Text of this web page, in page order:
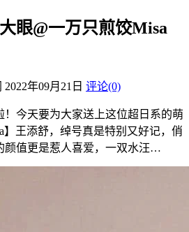
眼@一万只煎饺Misa
2022年09月21日 评论(0)
今天要为大家送上这位超日系的萌
】王添舒，绰号真是特别又好记，俏
颜值更是惹人喜爱，一双水汪…